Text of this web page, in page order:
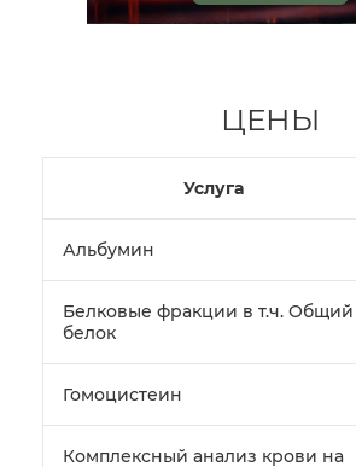
ЦЕНЫ
Услуга
Альбумин
Белковые фракции в т.ч. Общий
белок
Гомоцистеин
Комплексный анализ крови на